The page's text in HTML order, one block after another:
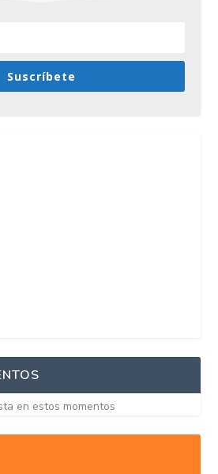
Suscríbete
en estos momentos